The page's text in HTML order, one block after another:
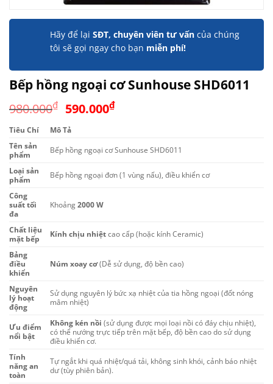
Hãy để lại SĐT, chuyên viên tư vấn của chúng
tôi sẽ gọi ngay cho bạn miễn phí!
Bếp hồng ngoại cơ Sunhouse SHD6011
980.000₫ Giá
gốc
là:
980.000₫.
590.000₫Giá
là:
Tiêu Chí
Mô Tả
Tên sản
phẩm
Bếp hồng ngoại cơ Sunhouse SHD6011
Loại sản
phẩm
Bếp hồng ngoại đơn (1 vùng nấu), điều khiển cơ
Công
suất tối
đa
Khoảng2000 W
Chất liệu
mặt bếp
Kính chịu nhiệtcao cấp (hoặc kính Ceramic)
Bảng
điều
khiển
Núm xoay cơ(Dễ sử dụng, độ bền cao)
Nguyên
lý hoạt
động
Sử dụng nguyên lý bức xạ nhiệt của tia hồng ngoại (đốt nóng
mâm nhiệt)
Ưu điểm
nổi bật
Không kén nồi (sử dụng được mọi loại nồi có đáy chịu nhiệt),
có thể nướng trực tiếp trên mặt bếp, độ bền cao do sử dụng
điều khiển cơ.
Tính
năng an
toàn
Tự ngắt khi quá nhiệt/quá tải, không sinh khói, cảnh báo nhiệt
dư (tùy phiên bản).